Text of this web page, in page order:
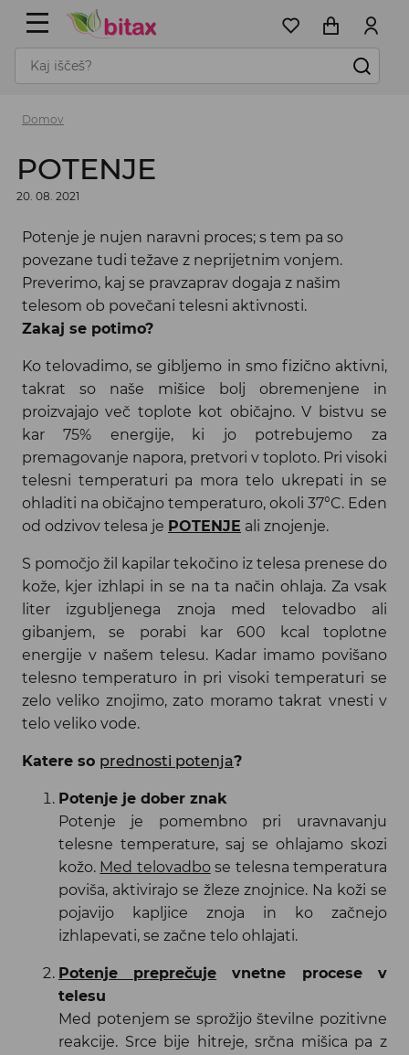
Domov
POTENJE
20. 08. 2021
Potenje je nujen naravni proces; s tem pa so
povezane tudi težave z neprijetnim vonjem.
Preverimo, kaj se pravzaprav dogaja z našim
telesom ob povečani telesni aktivnosti.
Zakaj se potimo?
Ko telovadimo, se gibljemo in smo fizično aktivni,
takrat so naše mišice bolj obremenjene in
proizvajajo več toplote kot običajno. V bistvu se
kar 75% energije, ki jo potrebujemo za
premagovanje napora, pretvori v toploto. Pri visoki
telesni temperaturi pa mora telo ukrepati in se
ohladiti na običajno temperaturo, okoli 37°C. Eden
od odzivov telesa je POTENJE ali znojenje.
S pomočjo žil kapilar tekočino iz telesa prenese do
kože, kjer izhlapi in se na ta način ohlaja. Za vsak
liter izgubljenega znoja med telovadbo ali
gibanjem, se porabi kar 600 kcal toplotne
energije v našem telesu. Kadar imamo povišano
telesno temperaturo in pri visoki temperaturi se
zelo veliko znojimo, zato moramo takrat vnesti v
telo veliko vode.
Katere so prednosti potenja?
Potenje je dober znak
Potenje je pomembno pri uravnavanju
telesne temperature, saj se ohlajamo skozi
kožo. Med telovadbose telesna temperatura
poviša, aktivirajo se žleze znojnice. Na koži se
pojavijo kapljice znoja in ko začnejo
izhlapevati, se začne telo ohlajati.
Potenje preprečuje vnetne procese v
telesu
Med potenjem se sprožijo številne pozitivne
reakcije. Srce bije hitreje, srčna mišica pa z